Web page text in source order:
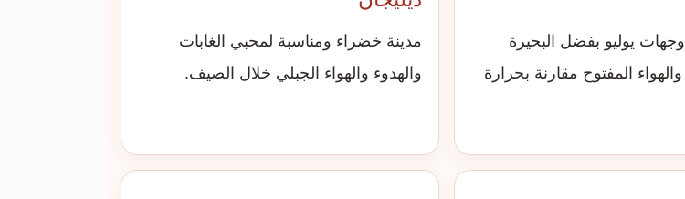
يوليو بفضل البحيرة
المفتوح مقارنة بحرارة
مدينة خضراء ومناسبة لمحبي الغابات
والهدوء والهواء الجبلي خلال الصيف.